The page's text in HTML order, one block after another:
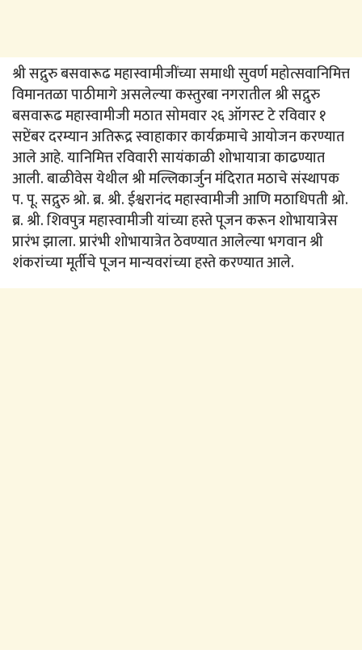
श्री सद्गुरु बसवारूढ महास्वामीजींच्या समाधी सुवर्ण महोत्सवानिमित्त
विमानतळा पाठीमागे असलेल्या कस्तुरबा नगरातील श्री सद्गुरु
बसवारूढ महास्वामीजी मठात सोमवार २६ ऑगस्ट टे रविवार १
सप्टेंबर दरम्यान अतिरूद्र स्वाहाकार कार्यक्रमाचे आयोजन करण्यात
आले आहे. यानिमित्त रविवारी सायंकाळी शोभायात्रा काढण्यात
आली. बाळीवेस येथील श्री मल्लिकार्जुन मंदिरात मठाचे संस्थापक
प. पू. सद्गुरु श्रो. ब्र. श्री. ईश्वरानंद महास्वामीजी आणि मठाधिपती श्रो.
ब्र. श्री. शिवपुत्र महास्वामीजी यांच्या हस्ते पूजन करून शोभायात्रेस
प्रारंभ झाला. प्रारंभी शोभायात्रेत ठेवण्यात आलेल्या भगवान श्री
शंकरांच्या मूर्तीचे पूजन मान्यवरांच्या हस्ते करण्यात आले.